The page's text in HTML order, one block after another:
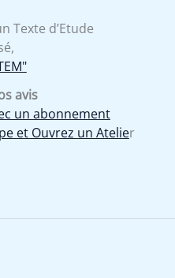
Texte d’Etude
avis
un abonnement
et Ouvrez un Atelier